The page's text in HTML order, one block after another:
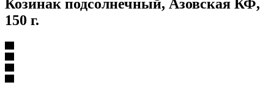
Козинак подсолнечный, Азовская КФ,
150 г.